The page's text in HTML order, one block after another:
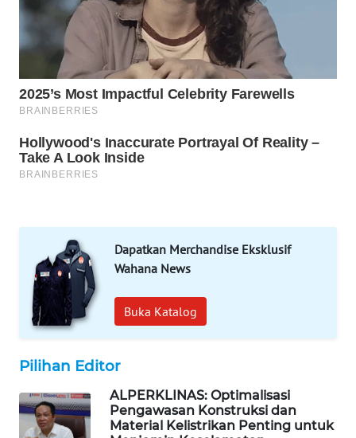
Dapatkan Merchandise Eksklusif
Wahana News
Buka Katalog
Pilihan Editor
ALPERKLINAS: Optimalisasi
Pengawasan Konstruksi dan
Material Kelistrikan Penting untuk
WAHANANEWS
NET
WAHANA
SPORT
WAHANA
UMKM
SELEB
WAHANA
PERSONA
WAHANA
HEALTH